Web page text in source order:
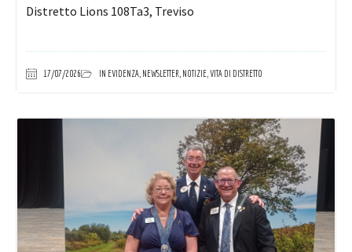
Distretto Lions 108Ta3, Treviso
17/07/2026 IN EVIDENZA, NEWSLETTER NOTIZIE, VITA DI DISTRETTO